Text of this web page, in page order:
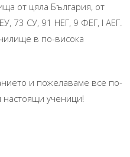
от цяла България, от
73 СУ, 91 НЕГ, 9 ФЕГ, I АЕГ.
в по-висока
и пожелаваме все по-
настоящи ученици!